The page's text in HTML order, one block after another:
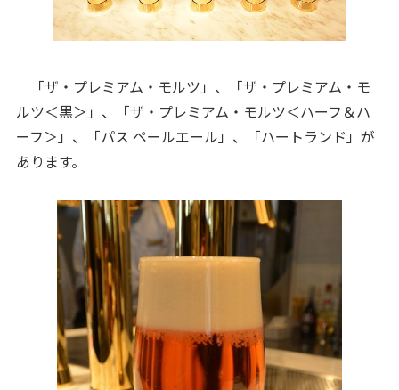
「ザ・プレミアム・モルツ」、「ザ・プレミアム・モ
ルツ＜黒＞」、「ザ・プレミアム・モルツ＜ハーフ＆ハ
ーフ＞」、「パス ペールエール」、「ハートランド」が
あります。